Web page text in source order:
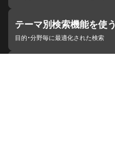
テーマ別検索機能を使う
目的・分野毎に最適化された検索